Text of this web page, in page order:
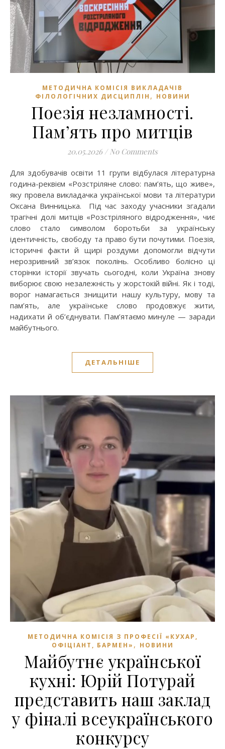
МЕТОДИЧНА КОМІСІЯ ВИКЛАДАЧІВ
ФІЛОЛОГІЧНИХ ДИСЦИПЛІН , НОВИНИ
Поезія незламності.
Пам’ять про митців
20.05.2026 / No Comments
Для здобувачів освіти 11 групи відбулася літературна
година-реквієм «Розстріляне слово: пам’ять, що живе»,
яку провела викладачка української мови та літератури
Оксана Винницька. Під час заходу учасники згадали
трагічні долі митців «Розстріляного відродження», чиє
слово стало символом боротьби за українську
ідентичність, свободу та право бути почутими. Поезія,
історичні факти й щирі роздуми допомогли відчути
нерозривний зв’язок поколінь. Особливо болісно ці
сторінки історії звучать сьогодні, коли Україна знову
виборює свою незалежність у жорстокій війні. Як і тоді,
ворог намагається знищити нашу культуру, мову та
пам’ять, але українське слово продовжує жити,
надихати й об’єднувати. Пам’ятаємо минуле — заради
майбутнього.
ДЕТАЛЬНІШЕ
МЕТОДИЧНА КОМІСІЯ З ПРОФЕСІЇ «КУХАР,
ОФІЦІАНТ, БАРМЕН» , НОВИНИ
Майбутнє української
кухні: Юрій Потурай
представить наш заклад
у фіналі всеукраїнського
конкурсу